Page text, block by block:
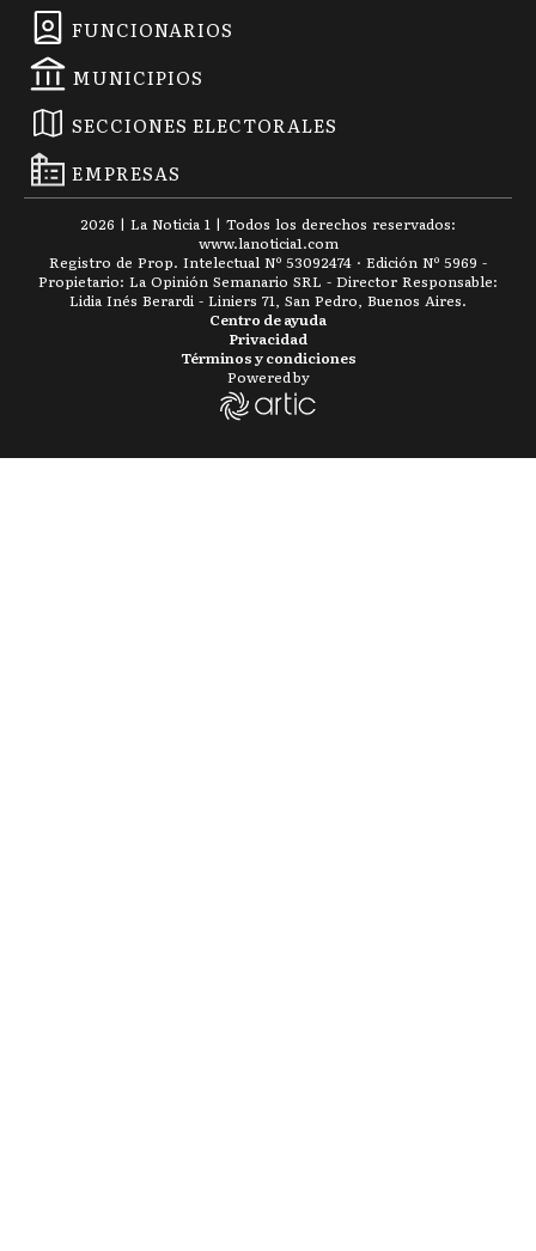
FUNCIONARIOS
MUNICIPIOS
SECCIONES ELECTORALES
EMPRESAS
2026 | La Noticia 1 | Todos los derechos reservados:
www.lanoticia1.com
Registro de Prop. Intelectual Nº 53092474 · Edición Nº 5969 -
Propietario: La Opinión Semanario SRL - Director Responsable:
Lidia Inés Berardi - Liniers 71, San Pedro, Buenos Aires.
Términos y condiciones
Privacidad
Centro de ayuda
Powered by